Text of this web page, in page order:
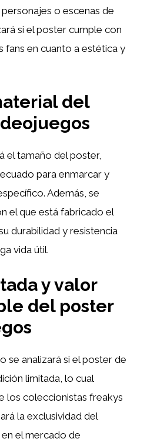
o escenas de
si el poster cumple con
fans en cuanto a estética y
del
el tamaño del poster,
para enmarcar y
Además, se
el que está fabricado el
durabilidad y resistencia
vida útil.
y valor
del poster
se analizará si el poster de
limitada, lo cual
los coleccionistas freakys
la exclusividad del
el mercado de